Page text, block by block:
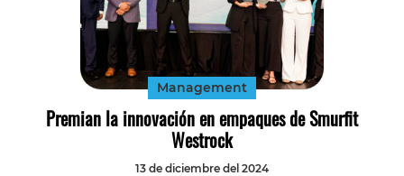
Management
Premian la innovación en empaques de Smurfit
Westrock
13 de diciembre del 2024